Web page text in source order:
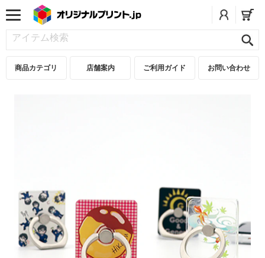
商品カテゴリ 店舗案内 ご利用ガイド お問い合わせ